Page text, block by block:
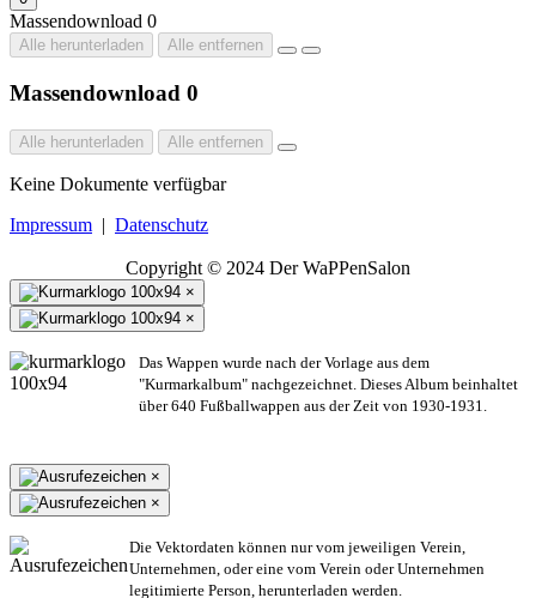
Massendownload 0
Alle herunterladen Alle entfernen
Massendownload 0
Alle herunterladen Alle entfernen
Keine Dokumente verfügbar
Impressum | Datenschutz
Copyright © 2024 Der WaPPenSalon
×
×
Das Wappen wurde nach der Vorlage aus dem
"Kurmarkalbum" nachgezeichnet. Dieses Album beinhaltet
über 640 Fußballwappen aus der Zeit von 1930-1931.
×
×
Die Vektordaten können nur vom jeweiligen Verein,
Unternehmen, oder eine vom Verein oder Unternehmen
legitimierte Person, herunterladen werden.